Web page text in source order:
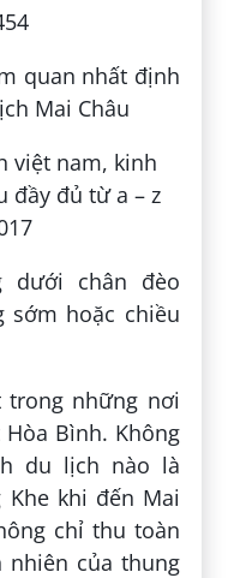
quan nhất định
Mai Châu
dưới chân đèo
sớm hoặc chiều
trong những nơi
Bình. Không
du lịch nào là
Khe khi đến Mai
chỉ thu toàn
nhiên của thung